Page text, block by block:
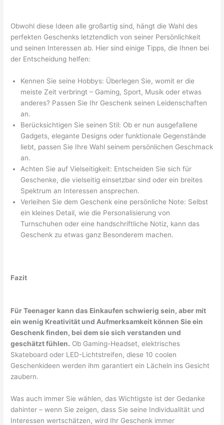
Obwohl diese Ideen alle großartig sind, hängt die Wahl des
perfekten Geschenks letztendlich von seiner Persönlichkeit
und seinen Interessen ab. Hier sind einige Tipps, die Ihnen bei
der Entscheidung helfen:
Kennen Sie seine Hobbys: Überlegen Sie, womit er die
meiste Zeit verbringt – Gaming, Sport, Musik oder etwas
anderes? Passen Sie Ihr Geschenk seinen Leidenschaften
an.
Berücksichtigen Sie seinen Stil: Ob er nun ausgefallene
Gadgets, elegante Designs oder funktionale Gegenstände
liebt, passen Sie Ihre Wahl seinem persönlichen Geschmack
an.
Achten Sie auf Vielseitigkeit: Entscheiden Sie sich für
Geschenke, die vielseitig einsetzbar sind oder ein breites
Spektrum an Interessen ansprechen.
Verleihen Sie dem Geschenk eine persönliche Note: Selbst
ein kleines Detail, wie die Personalisierung von
Turnschuhen oder eine handschriftliche Notiz, kann das
Geschenk zu etwas ganz Besonderem machen.
Fazit
Für Teenager kann das Einkaufen schwierig sein, aber mit
ein wenig Kreativität und Aufmerksamkeit können Sie ein
Geschenk finden, bei dem sie sich verstanden und
geschätzt fühlen. Ob Gaming-Headset, elektrisches
Skateboard oder LED-Lichtstreifen, diese 10 coolen
Geschenkideen werden ihm garantiert ein Lächeln ins Gesicht
zaubern.
Was auch immer Sie wählen, das Wichtigste ist der Gedanke
dahinter – wenn Sie zeigen, dass Sie seine Individualität und
Interessen wertschätzen, wird Ihr Geschenk immer